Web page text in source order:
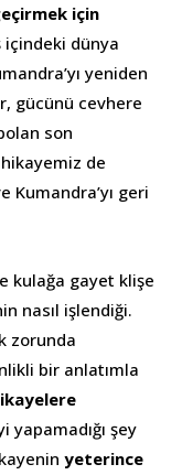
için
içindeki dünya
yeniden
gücünü cevhere
son
de
Kumandra’yı geri
kulağa gayet klişe
nasıl işlendiği.
zorunda
bir anlatımla
yapamadığı şey
yeterince